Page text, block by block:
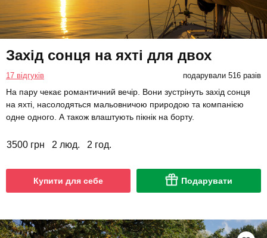
Захід сонця на яхті для двох
17 відгуків подарували 516 разів
На пару чекає романтичний вечір. Вони зустрінуть захід сонця
на яхті, насолодяться мальовничою природою та компанією
одне одного. А також влаштують пікнік на борту.
3500 грн 2 люд. 2 год.
Купити для себе Подарувати